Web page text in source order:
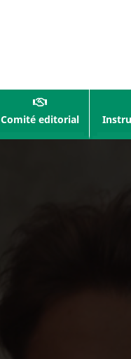
Comité editorial